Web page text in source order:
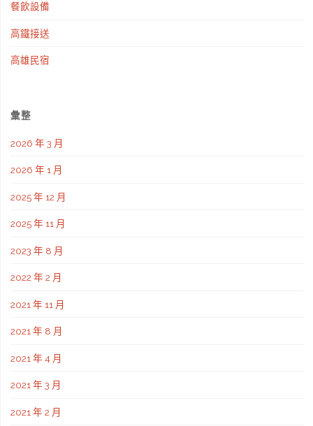
餐飲設備
高鐵接送
高雄民宿
彙整
2026 年 3 月
2026 年 1 月
2025 年 12 月
2025 年 11 月
2023 年 8 月
2022 年 2 月
2021 年 11 月
2021 年 8 月
2021 年 4 月
2021 年 3 月
2021 年 2 月